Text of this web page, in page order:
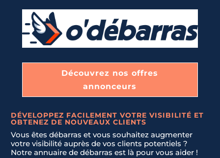
Découvrez nos offres
annonceurs
DÉVELOPPEZ FACILEMENT VOTRE VISIBILITÉ ET
OBTENEZ DE NOUVEAUX CLIENTS
Vous êtes débarras et vous souhaitez augmenter
votre visibilité auprès de vos clients potentiels ?
Notre annuaire de débarras est là pour vous aider !
ENLÈVEMENT D'ENCOMBRANTS ET DE DÉCHETS
DÉBLAIEMENT DE CAVES, GARAGES, ET GRENIERS
LIVRAISON ET INSTALLATION DE NOUVEAUX MEUBLES.
JE NE SAIS PAS
Message*
Envoyer la demande